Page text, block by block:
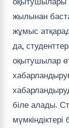
жылынан
жұмыс
да,
оқытушылар
біле алады.